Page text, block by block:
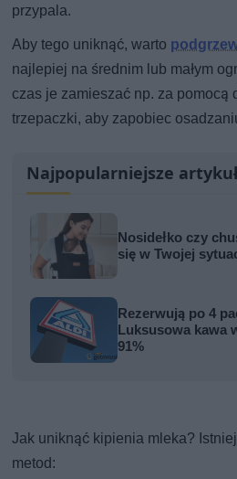
przypala.
Aby tego uniknąć, warto
najlepiej na średnim lub małym
czas je zamieszać np. za pomocą
trzepaczki, aby zapobiec
Najpopularniejsze
Nosidełko czy
się w Twojej
Rezerwują po 4
Luksusowa kawa
91%
Jak uniknąć kipienia mleka?
metod: